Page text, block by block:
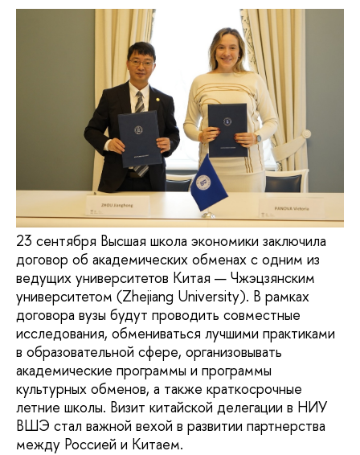
23 сентября Высшая школа экономики заключила
договор об академических обменах с одним из
ведущих университетов Китая — Чжэцзянским
университетом (Zhejiang University). В рамках
договора вузы будут проводить совместные
исследования, обмениваться лучшими практиками
в образовательной сфере, организовывать
академические программы и программы
культурных обменов, а также краткосрочные
летние школы. Визит китайской делегации в НИУ
ВШЭ стал важной вехой в развитии партнерства
между Россией и Китаем.